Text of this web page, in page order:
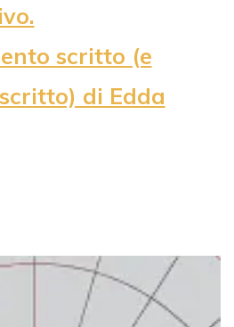
scritto (e
di Edda